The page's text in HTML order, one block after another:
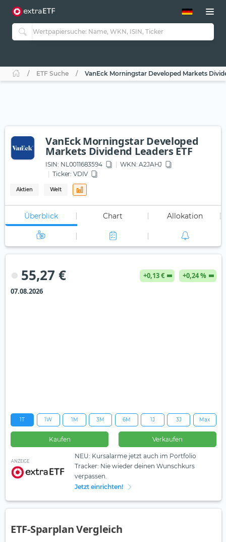
ETF-Guide 2.0
Guide Aktive ETFs
ETF-Sparpläne
ETF Suche VanEck Morningstar Developed Markets
VanEck Morningstar Developed
Markets Dividend Leaders ETF
ISIN: NL0011683594 WKN: A2JAHJ
Ticker: VDIV
Aktien Welt
Überblick Chart Allokation
55,27 € +0,13 €
+0,24 %
07.08.2026
1T 1W 1M 3M 6M 1J 3J Max
Kaufen Verkaufen
ANZEIGE
NEU: Kursalarme jetzt auch im Portfolio
Tracker: Nie wieder deinen Wunschkurs
verpassen.
Jetzt einrichten!
ETF-Sparplan Vergleich